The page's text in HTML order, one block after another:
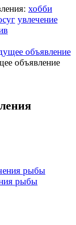
хобби
увлечение
объявление
рыбы